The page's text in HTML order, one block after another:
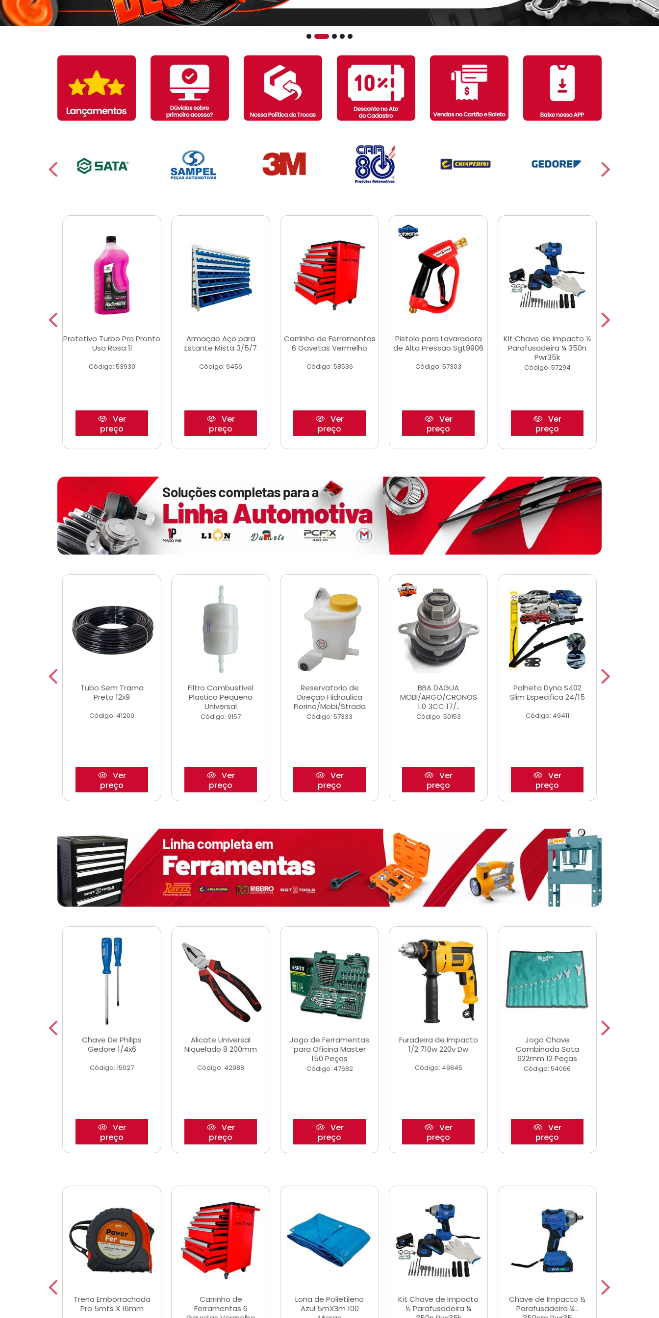
Protetivo Turbo Pro Pronto
Uso Rosa 1l
Código: 53930
Ver
preço
Armaçao Aço para
Estante Mista 3/5/7
Código: 9456
Ver
preço
Carrinho de Ferramentas
6 Gavetas Vermelho
Código: 58536
Ver
preço
Pistola para Lavaradora
de Alta Pressao Sgt9906
Código: 57303
Ver
preço
Kit Chave de Impacto ½
Parafusadeira ¼ 350n
Pwr35k
Código: 57294
Ver
preço
Tubo Sem Trama
Preto 12x9
Código: 41200
Ver
preço
Filtro Combustivel
Plastico Pequeno
Universal
Código: 9157
Ver
preço
Reservatorio de
Direçao Hidraulica
Fiorino/Mobi/Strada
Código: 57333
Ver
preço
BBA DAGUA
MOBI/ARGO/CRONOS
1.0 3CC 17/..
Código: 50153
Ver
preço
Palheta Dyna S402
Slim Especifica 24/15
Código: 49411
Ver
preço
Chave De Philips
Gedore 1/4x6
Código: 15027
Ver
preço
Alicate Universal
Niquelado 8 200mm
Código: 42988
Ver
preço
Jogo de Ferramentas
para Oficina Master
150 Peças
Código: 47682
Ver
preço
Furadeira de Impacto
1/2 710w 220v Dw
Código: 49845
Ver
preço
Jogo Chave
Combinada Sata
622mm 12 Peças
Código: 54066
Ver
preço
Trena Emborrachada
Pro 5mts X 16mm
Carrinho de
Ferramentas 6
Lona de Polietileno
Azul 5mX3m 100
Kit Chave de Impacto
½ Parafusadeira ¼
Chave de Impacto ½
Parafusadeira ¼ .